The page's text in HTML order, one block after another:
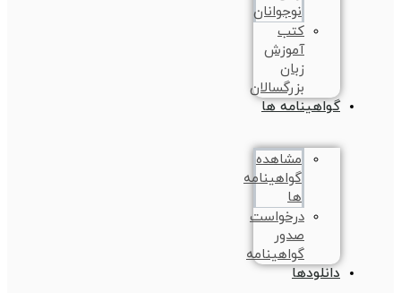
نوجوانان
کتب
آموزش
زبان
بزرگسالان
گواهینامه ها
مشاهده
گواهینامه
ها
درخواست
صدور
گواهینامه
دانلودها